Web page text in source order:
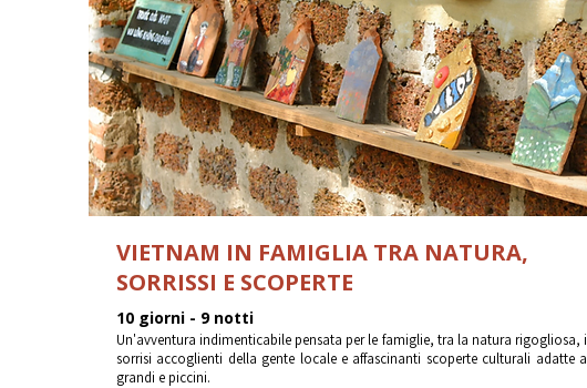
10 giorni - 9 notti
Un'avventura indimenticabile pensata per le famiglie, tra la natura rigogliosa, i
sorrisi accoglienti della gente locale e affascinanti scoperte culturali adatte a
grandi e piccini.
VIETNAM IN FAMIGLIA TRA NATURA,
SORRISSI E SCOPERTE